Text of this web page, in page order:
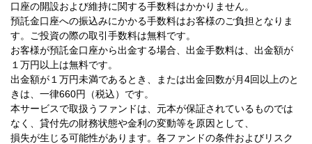
口座の開設および維持に関する手数料はかかりません。
預託金口座への振込みにかかる手数料はお客様のご負担となりま
す。ご投資の際の取引手数料は無料です。
お客様が預託金口座から出金する場合、出金手数料は、出金額が
１万円以上は無料です。
出金額が１万円未満であるとき、または出金回数が月4回以上のと
きは、一律660円（税込）です。
本サービスで取扱うファンドは、元本が保証されているものでは
なく、貸付先の財務状態や金利の変動等を原因として、
損失が生じる可能性があります。各ファンドの条件およびリスク